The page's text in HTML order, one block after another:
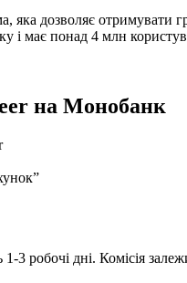
яка дозволяє отримувати
і має понад 4 млн
на Монобанк
3 робочі дні. Комісія